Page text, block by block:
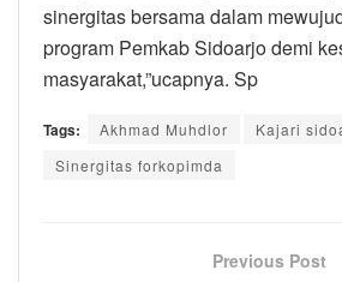
sinergitas bersama dalam
program Pemkab Sidoarjo demi
masyarakat,”ucapnya. Sp
Tags: Akhmad Muhdlor
Kajari
Sinergitas forkopimda
Previous Post